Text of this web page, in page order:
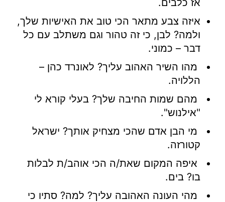
איזה צבע מתאר הכי טוב את האישיות שלך,
ולמה? לבן, כי זה טהור וגם משתלב עם כל
דבר – כמוני.
מהו השיר האהוב עליך? לאונרד כהן –
הללויה.
מהם שמות החיבה שלך? בעלי קורא לי
"אילנוש".
מי הבן אדם שהכי מצחיק אותך? ישראל
קטורזה.
איפה המקום שאת/ה הכי אוהב/ת לבלות
בו? בים.
מהי העונה האהובה עליך? למה? סתיו כי